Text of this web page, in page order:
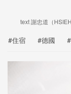
text 謝忠道（
#住宿 #德國